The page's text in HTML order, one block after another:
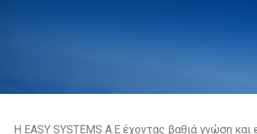
Η EASY SYSTEMS Α.Ε έχοντας βαθιά γνώση